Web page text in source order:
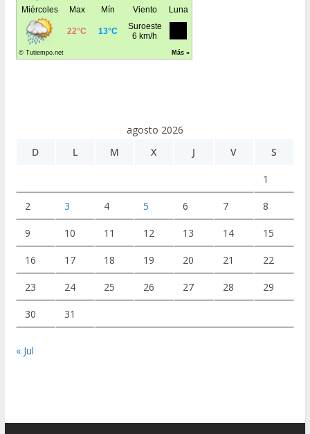
agosto 2026
D
L M X J V S
1
2 3 4 5 6 7 8
9 10 11 12 13 14 15
16 17 18 19 20 21 22
23 24 25 26 27 28 29
30 31
« Jul